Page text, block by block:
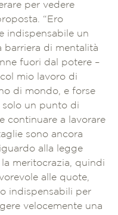
per vedere
“Ero
indispensabile un
barriera di mentalità
fuori dal potere –
mio lavoro di
di mondo, e forse
solo un punto di
continuare a lavorare
sono ancora
alla legge
meritocrazia, quindi
alle quote,
indispensabili per
velocemente una